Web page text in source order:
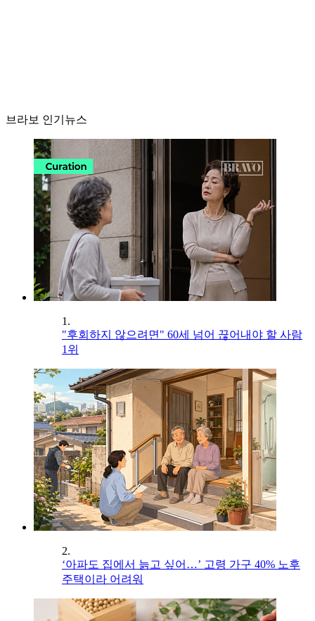
브라보 인기뉴스
1.
"후회하지 않으려면" 60세 넘어 끊어내야 할 사람
1위
2.
‘아파도 집에서 늙고 싶어…’ 고령 가구 40% 노후
주택이라 어려워